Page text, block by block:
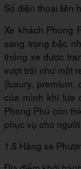
Số điện thoại liên
Xe khách Phong
sang trọng bậc
thống xe được
vượt trội như một
(luxury,
của mình khi lựa
Phong Phú còn
phục vụ cho
1.5 Hãng xe